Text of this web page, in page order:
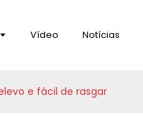
Vídeo Notícias
e fácil de rasgar